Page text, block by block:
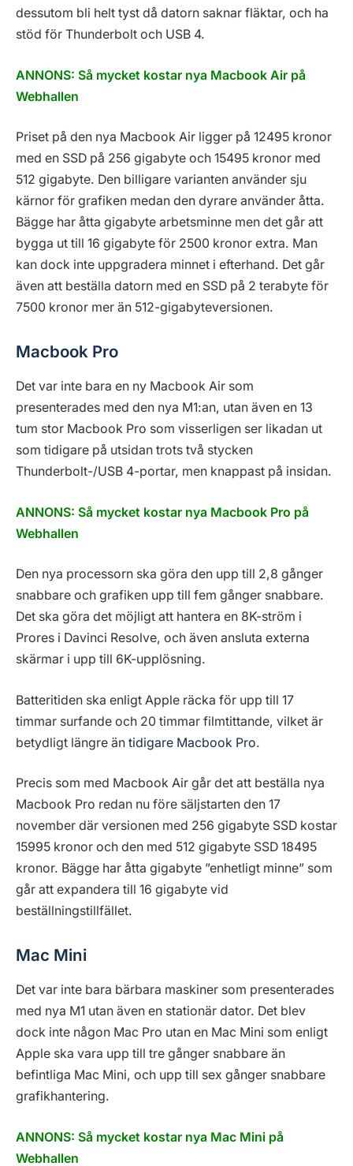
dessutom bli helt tyst då datorn saknar fläktar, och ha
stöd för Thunderbolt och USB 4.
ANNONS: Så mycket kostar nya Macbook Air på
Webhallen
Priset på den nya Macbook Air ligger på 12495 kronor
med en SSD på 256 gigabyte och 15495 kronor med
512 gigabyte. Den billigare varianten använder sju
kärnor för grafiken medan den dyrare använder åtta.
Bägge har åtta gigabyte arbetsminne men det går att
bygga ut till 16 gigabyte för 2500 kronor extra. Man
kan dock inte uppgradera minnet i efterhand. Det går
även att beställa datorn med en SSD på 2 terabyte för
7500 kronor mer än 512-gigabyteversionen.
Macbook Pro
Det var inte bara en ny Macbook Air som
presenterades med den nya M1:an, utan även en 13
tum stor Macbook Pro som visserligen ser likadan ut
som tidigare på utsidan trots två stycken
Thunderbolt-/USB 4-portar, men knappast på insidan.
ANNONS: Så mycket kostar nya Macbook Pro på
Webhallen
Den nya processorn ska göra den upp till 2,8 gånger
snabbare och grafiken upp till fem gånger snabbare.
Det ska göra det möjligt att hantera en 8K-ström i
Prores i Davinci Resolve, och även ansluta externa
skärmar i upp till 6K-upplösning.
Batteritiden ska enligt Apple räcka för upp till 17
timmar surfande och 20 timmar filmtittande, vilket är
betydligt längre än tidigare Macbook Pro.
Precis som med Macbook Air går det att beställa nya
Macbook Pro redan nu före säljstarten den 17
november där versionen med 256 gigabyte SSD kostar
15995 kronor och den med 512 gigabyte SSD 18495
kronor. Bägge har åtta gigabyte ”enhetligt minne” som
går att expandera till 16 gigabyte vid
beställningstillfället.
Mac Mini
Det var inte bara bärbara maskiner som presenterades
med nya M1 utan även en stationär dator. Det blev
dock inte någon Mac Pro utan en Mac Mini som enligt
Apple ska vara upp till tre gånger snabbare än
befintliga Mac Mini, och upp till sex gånger snabbare
grafikhantering.
ANNONS: Så mycket kostar nya Mac Mini på
Webhallen